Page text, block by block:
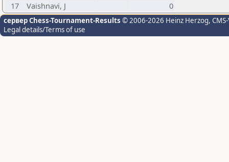
17
Vaishnavi, J 0
сервер Chess-Tournament-Results © 2006-2026 Heinz Herzog,
Legal details/Terms of use